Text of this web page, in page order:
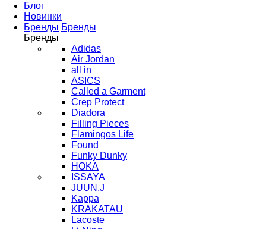
Блог
Новинки
Бренды Бренды
Бренды
Adidas
Air Jordan
all in
ASICS
Called a Garment
Crep Protect
Diadora
Filling Pieces
Flamingos Life
Found
Funky Dunky
HOKA
ISSAYA
JUUN.J
Kappa
KRAKATAU
Lacoste